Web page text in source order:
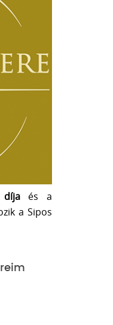
díjaés a
a Sipos